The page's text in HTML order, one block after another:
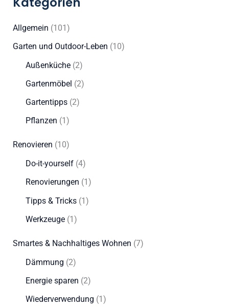
Allgemein (101)
Garten und Outdoor-Leben (10)
Außenküche(2)
Gartenmöbel (2)
Gartentipps(2)
Pflanzen (1)
Renovieren (10)
Do-it-yourself(4)
Renovierungen (1)
Tipps & Tricks(1)
Werkzeuge(1)
Smartes & Nachhaltiges Wohnen (7)
Dämmung (2)
Energie sparen (2)
Wiederverwendung (1)